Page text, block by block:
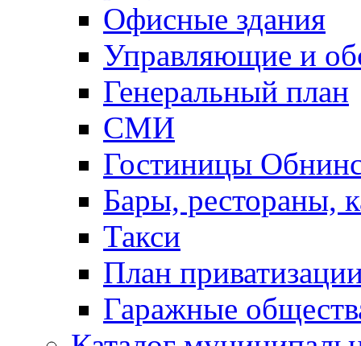
Офисные здания
Управляющие и
Генеральный план
СМИ
Гостиницы
Бары, рестораны,
Такси
План
Гаражные